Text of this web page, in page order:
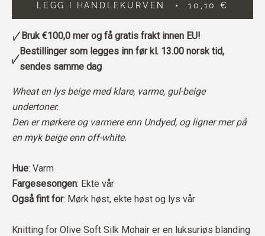
LEGG I HANDLEKURVEN 10,10 €
Bruk€100,0 mer og få gratis frakt innen EU!
Bestillinger som legges inn før kl. 13.00 norsk tid,
sendes samme dag
Wheat en lys beige med klare, varme, gul-beige
undertoner.
Den er mørkere og varmere enn Undyed, og ligner mer på
en myk beige enn off-white.
Hue: Varm
Fargesesongen: Ekte vår
Også fint for: Mørk høst, ekte høst og lys vår
Knitting for Olive Soft Silk Mohair er en luksuriøs blanding